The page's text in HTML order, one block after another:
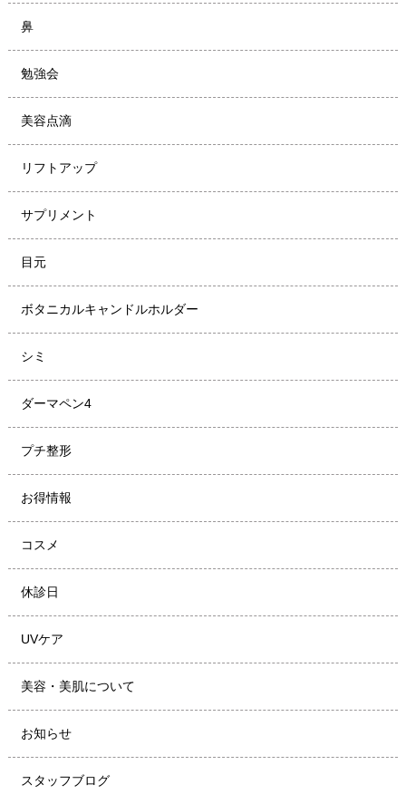
鼻
勉強会
美容点滴
リフトアップ
サプリメント
目元
ボタニカルキャンドルホルダー
シミ
ダーマペン4
プチ整形
お得情報
コスメ
休診日
UVケア
美容・美肌について
お知らせ
スタッフブログ